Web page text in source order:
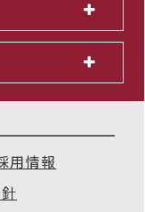
用情報